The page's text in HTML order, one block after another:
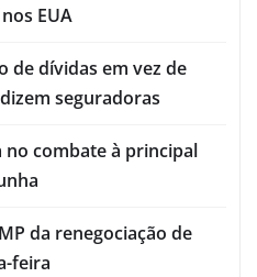
EUA
de dívidas em vez de
seguradoras
combate à principal
da renegociação de
feira